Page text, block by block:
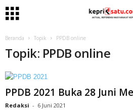
Beranda Topik PPDB online
Topik: PPDB online
PPDB 2021 Buka 28 Juni
Redaksi - 6 Juni 2021